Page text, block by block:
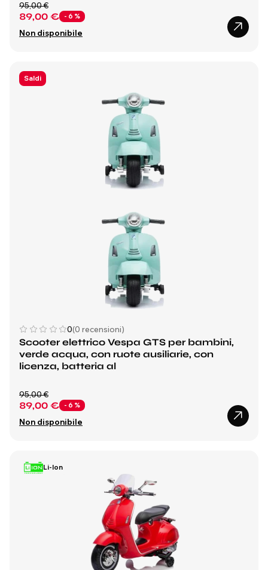
89,00 € - 6 %
95,00 €
Non disponibile
Saldi
0(0 recensioni)
Scooter elettrico Vespa GTS per bambini,
verde acqua, con ruote ausiliarie, con
licenza, batteria al
89,00 € - 6 %
95,00 €
Non disponibile
Li-Ion